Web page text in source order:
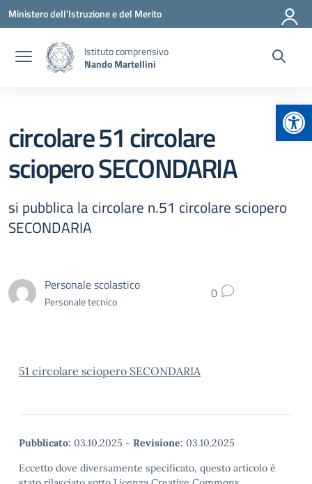
Vai ai contenuti
Vai al menu di navigazione
Vai al footer
Ministero dell'Istruzione e del Merito
Istituto comprensivo
Nando Martellini
circolare 51 circolare
sciopero SECONDARIA
si pubblica la circolare n.51 circolare sciopero
SECONDARIA
Personale scolastico
Personale tecnico 0
51 circolare sciopero SECONDARIA
Pubblicato: 03.10.2025 - Revisione: 03.10.2025
Eccetto dove diversamente specificato, questo articolo è